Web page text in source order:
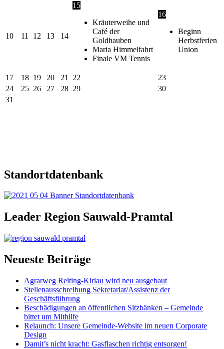
10 11 12 13 14
15
Kräuterweihe und
Café der
Goldhauben
Maria Himmelfahrt
Finale VM Tennis
16
Beginn
Herbstferien
Union
17 18 19 20 21 22
23
24
25 26 27 28 29
30
31
Standortdatenbank
Leader Region Sauwald-Pramtal
Neueste Beiträge
Agrarweg Reiting-Kiriau wird neu ausgebaut
Stellenausschreibung Sekretariat/Assistenz der
Geschäftsführung
Beschädigungen an öffentlichen Sitzbänken – Gemeinde
bittet um Mithilfe
Relaunch: Unsere Gemeinde-Website im neuen Corporate
Design
Damit’s nicht kracht: Gasflaschen richtig entsorgen!